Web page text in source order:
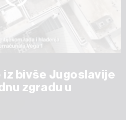
iz bivše Jugoslavije
zgradu u